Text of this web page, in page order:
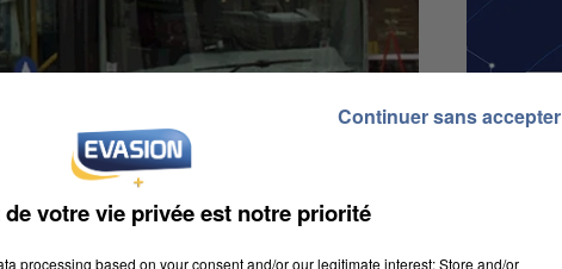
de votre vie privée est notre priorité
processing based on your consent and/or our legitimate interest: Store and/or
Continuer sans accepter